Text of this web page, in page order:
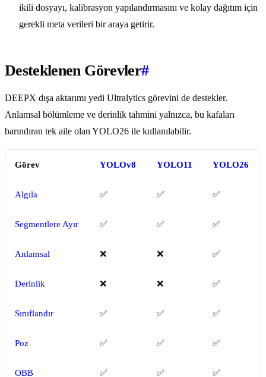
ikili dosyayı, kalibrasyon yapılandırmasını ve kolay dağıtım için
gerekli meta verileri bir araya getirir.
Desteklenen Görevler#
DEEPX dışa aktarımı yedi Ultralytics görevini de destekler.
Anlamsal bölümleme ve derinlik tahmini yalnızca, bu kafaları
barındıran tek aile olan YOLO26 ile kullanılabilir.
Görev YOLOv8 YOLO11 YOLO26
Algıla ✅ ✅ ✅
Segmentlere Ayır ✅ ✅ ✅
Anlamsal ❌ ❌ ✅
Derinlik ❌ ❌ ✅
Sınıflandır ✅ ✅ ✅
Poz ✅ ✅ ✅
OBB ✅ ✅ ✅